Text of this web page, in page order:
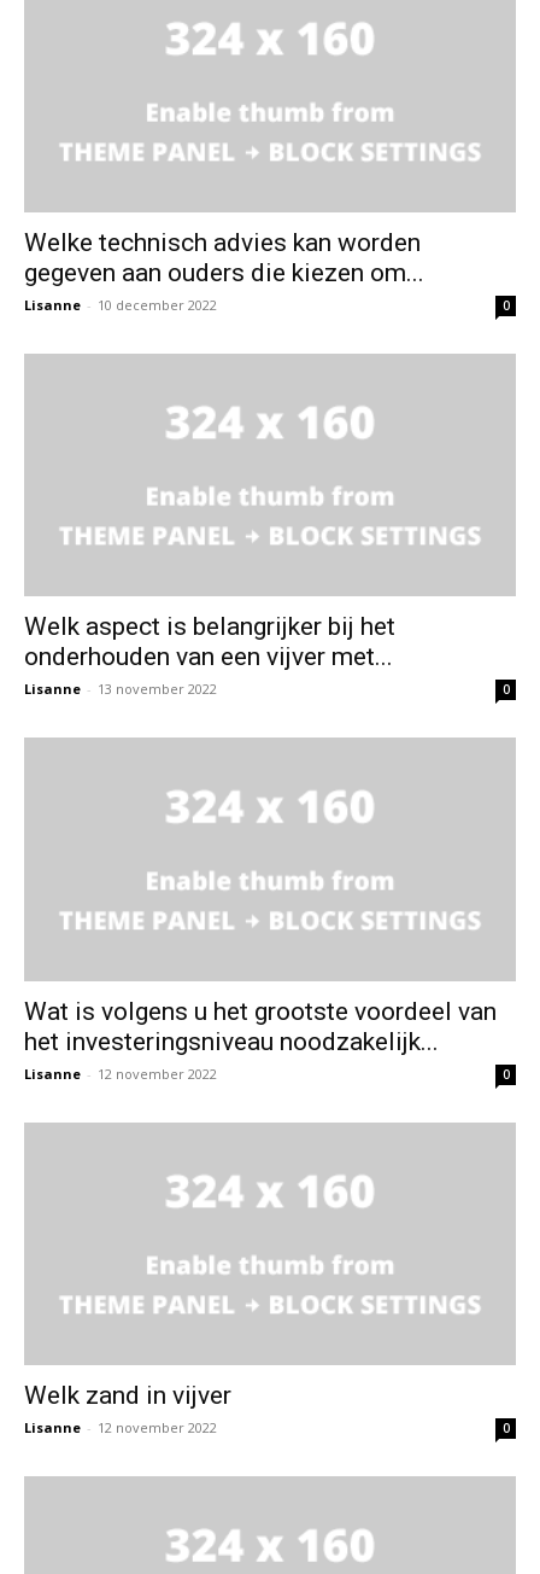
Welke technisch advies kan worden
gegeven aan ouders die kiezen om...
Lisanne - 10 december 2022 0
Welk aspect is belangrijker bij het
onderhouden van een vijver met...
Lisanne - 13 november 2022 0
Wat is volgens u het grootste voordeel van
het investeringsniveau noodzakelijk...
Lisanne - 12 november 2022 0
Welk zand in vijver
Lisanne - 12 november 2022 0